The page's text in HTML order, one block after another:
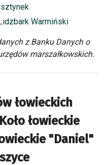
łowieckich
Koło łowieckie
"Daniel"
Warmiński
z Banku Danych o
marszałkowskich.